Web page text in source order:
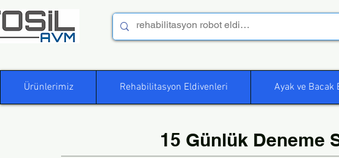
Ürünlerimiz Rehabilitasyon Eldivenleri Ayak ve Bacak
15 Günlük Deneme